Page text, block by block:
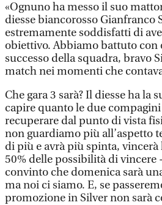
«Ognuno ha messo il suo
diesse biancorosso Gianfranco
estremamente soddisfatti di
obiettivo. Abbiamo battuto con
successo della squadra, bravo
match nei momenti che
Che gara 3 sarà? Il diesse ha la
capire quanto le due
recuperare dal punto di vista
non guardiamo più all’aspetto
di più e avrà più spinta, vincerà
50% delle possibilità di vincere
convinto che domenica sarà
ma noi ci siamo. E, se
promozione in Silver non sarà